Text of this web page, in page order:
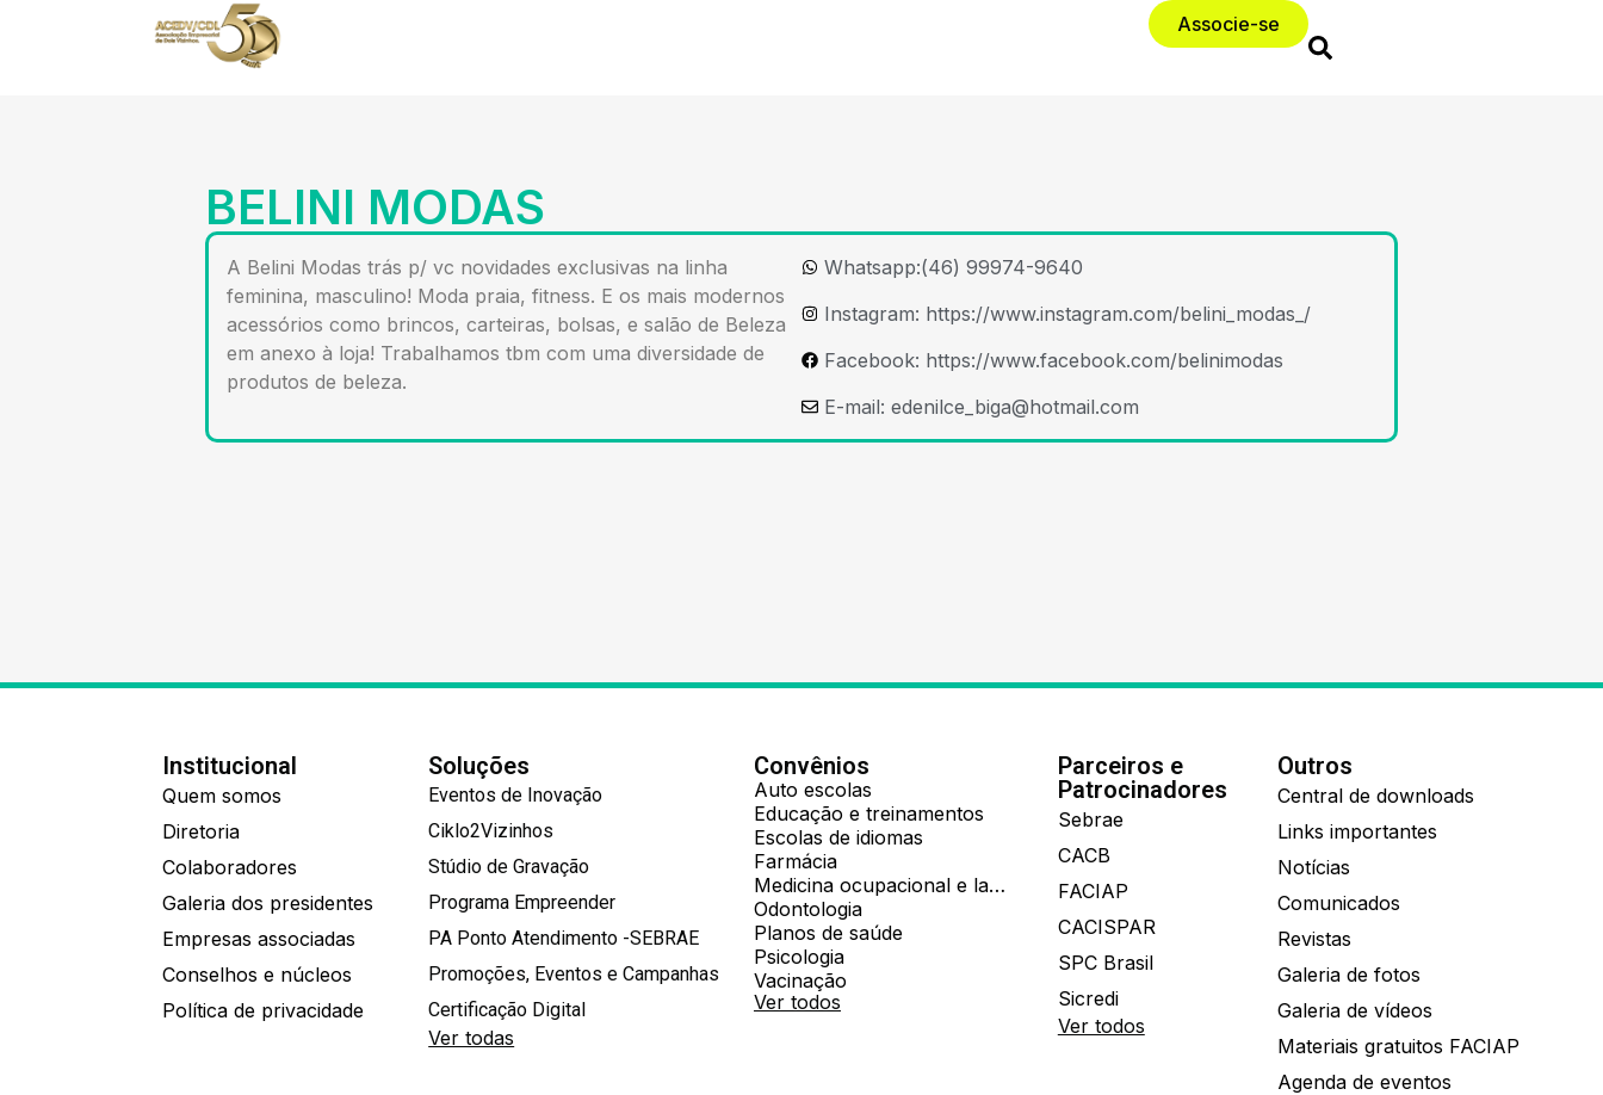
Associe-se
BELINI MODAS
A Belini Modas trás p/ vc novidades exclusivas na linha
feminina, masculino! Moda praia, fitness. E os mais modernos
acessórios como brincos, carteiras, bolsas, e salão de Beleza
em anexo à loja! Trabalhamos tbm com uma diversidade de
produtos de beleza.
Whatsapp:(46) 99974-9640
Instagram: https://www.instagram.com/belini_modas_/
Facebook: https://www.facebook.com/belinimodas
E-mail: edenilce_biga@hotmail.com
Institucional
Quem somos
Diretoria
Colaboradores
Galeria dos presidentes
Empresas associadas
Conselhos e núcleos
Política de privacidade
Soluções
Eventos de Inovação
Ciklo2Vizinhos
Stúdio de Gravação
Programa Empreender
PA Ponto Atendimento -SEBRAE
Promoções, Eventos e Campanhas
Certificação Digital
Ver todas
Convênios
Auto escolas
Educação e treinamentos
Escolas de idiomas
Farmácia
Medicina ocupacional e laboratorial
Odontologia
Planos de saúde
Psicologia
Vacinação
Ver todos
Parceiros e
Patrocinadores
Sebrae
CACB
FACIAP
CACISPAR
SPC Brasil
Sicredi
Ver todos
Outros
Central de downloads
Links importantes
Notícias
Comunicados
Revistas
Galeria de fotos
Galeria de vídeos
Materiais gratuitos FACIAP
Agenda de eventos